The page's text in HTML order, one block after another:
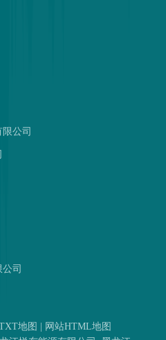
公司
司
地图 | 网站HTML地图